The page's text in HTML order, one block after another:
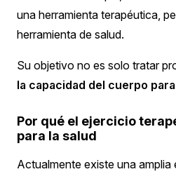
una herramienta terapéutica,
herramienta de salud.
Su objetivo no es solo tratar
la capacidad del cuerpo
Por qué el ejercicio
para la salud
Actualmente existe una